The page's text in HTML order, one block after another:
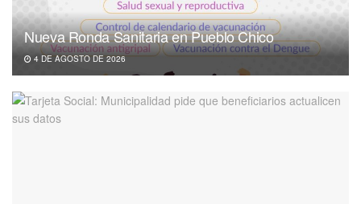
Nueva Ronda Sanitaria en Pueblo Chico
4 DE AGOSTO DE 2026